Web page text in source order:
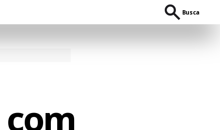
Busca